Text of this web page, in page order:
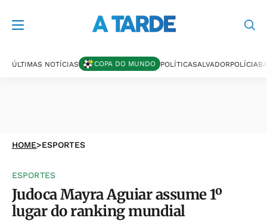
ÚLTIMAS NOTÍCIAS COPA DO MUNDO POLÍTICASALVADORPOLÍCIA
HOME>ESPORTES
ESPORTES
Judoca Mayra Aguiar assume 1º
lugar do ranking mundial